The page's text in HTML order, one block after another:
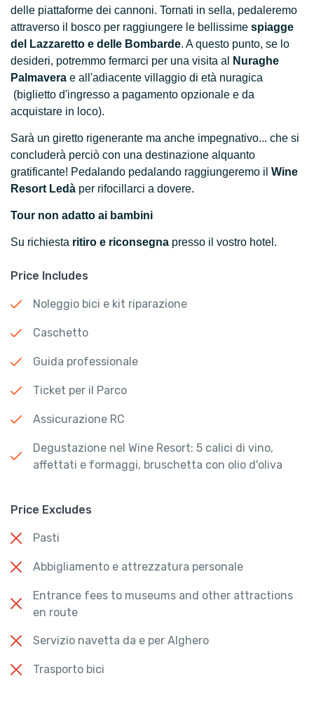
delle piattaforme dei cannoni. Tornati in sella, pedaleremo
attraverso il bosco per raggiungere le bellissime spiagge
del Lazzaretto e delle Bombarde. A questo punto, se lo
desideri, potremmo fermarci per una visita al
Nuraghe
Palmavera e all'adiacente villaggio di età nuragica
(biglietto d'ingresso a pagamento opzionale e da
acquistare in loco).
Sarà un giretto rigenerante ma anche impegnativo... che si
concluderà perciò con una destinazione alquanto
gratificante! Pedalando pedalando raggiungeremo il Wine
Resort Ledà per rifocillarci a dovere.
Tour non adatto ai bambini
Su richiesta ritiro e riconsegna presso il vostro hotel.
Price Includes
Noleggio bici e kit riparazione
Caschetto
Guida professionale
Ticket per il Parco
Assicurazione RC
Degustazione nel Wine Resort: 5 calici di vino,
affettati e formaggi, bruschetta con olio d'oliva
Price Excludes
Pasti
Abbigliamento e attrezzatura personale
Entrance fees to museums and other attractions
en route
Servizio navetta da e per Alghero
Trasporto bici